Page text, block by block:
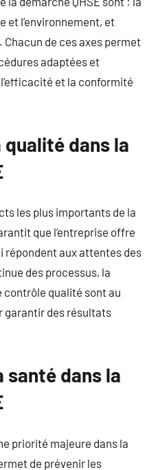
et l’environnement, et
de ces axes permet
adaptées et
et la conformité
dans la
les plus importants de la
que l’entreprise offre
répondent aux attentes des
des processus, la
qualité sont au
garantir des résultats
santé dans la
priorité majeure dans la
de prévenir les